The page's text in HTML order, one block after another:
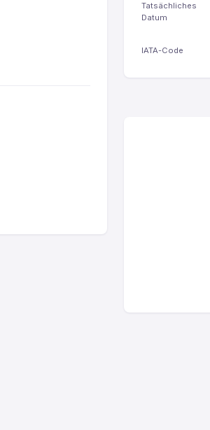
Tatsächliches
Datum
IATA-Code